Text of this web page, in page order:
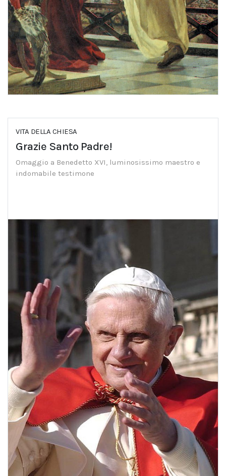
VITA DELLA CHIESA
Grazie Santo Padre!
Omaggio a Benedetto XVI, luminosissimo maestro e
indomabile testimone